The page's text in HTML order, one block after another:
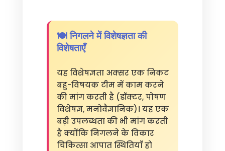
🍽️ निगलने में विशेषज्ञता की
विशेषताएँ
यह विशेषज्ञता अक्सर एक निकट
बहु-विषयक टीम में काम करने
की मांग करती है (डॉक्टर, पोषण
विशेषज्ञ, मनोवैज्ञानिक)। यह एक
बड़ी उपलब्धता की भी मांग करती
है क्योंकि निगलने के विकार
चिकित्सा आपात स्थितियाँ हो